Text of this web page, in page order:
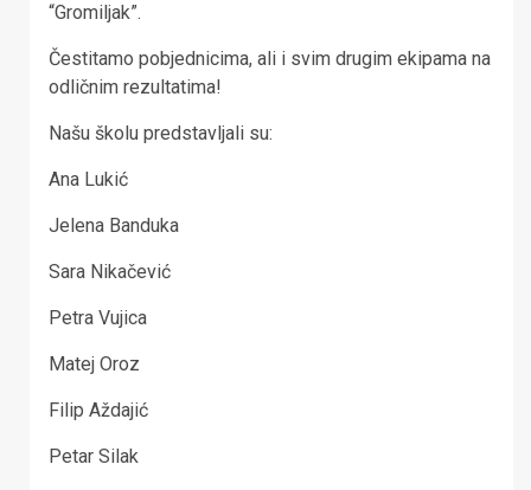
“Gromiljak”.
Čestitamo pobjednicima, ali i svim drugim ekipama na
odličnim rezultatima!
Našu školu predstavljali su:
Ana Lukić
Jelena Banduka
Sara Nikačević
Petra Vujica
Matej Oroz
Filip Aždajić
Petar Silak